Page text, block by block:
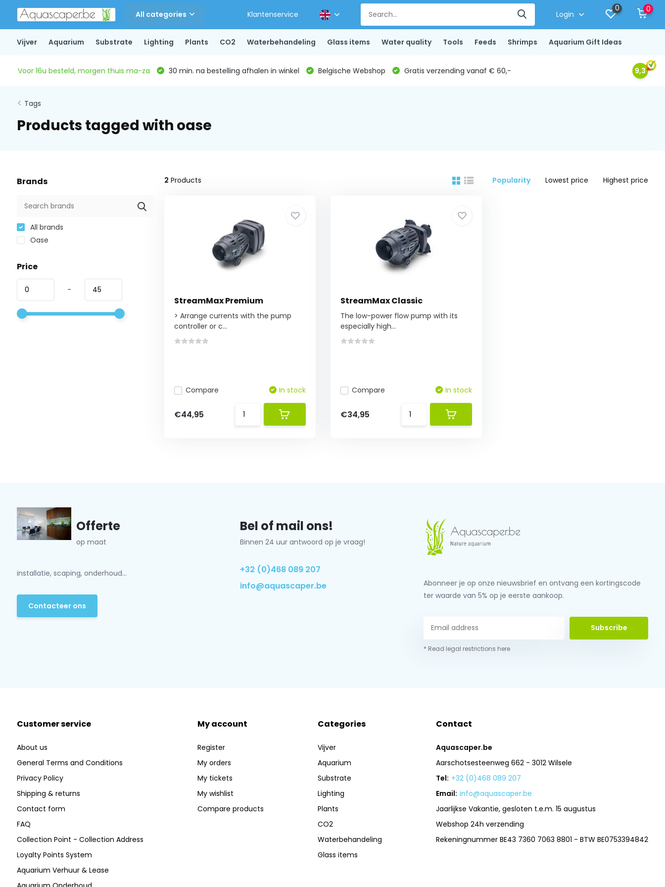
All categories Klantenservice Login
0 0
Vijver Aquarium Substrate Lighting Plants CO2 Waterbehandeling Glass items Water quality Tools Feeds Shrimps Aquarium Gift Ideas
Voor 16u besteld, morgen thuis ma-za 30 min. na bestelling afhalen in winkel Belgische Webshop Gratis verzending vanaf € 60,- 9,3
Tags
Products tagged with oase
Brands
All brands
Oase
Price
-
2 Products Popularity Lowest price Highest price
StreamMax Premium
> Arrange currents with the pump
controller or c...
Compare In stock
€44,95
StreamMax Classic
The low-power flow pump with its
especially high...
Compare In stock
€34,95
Offerte
op maat
installatie, scaping, onderhoud...
Contacteer ons
Bel of mail ons!
Binnen 24 uur antwoord op je vraag!
+32 (0)468 089 207
info@aquascaper.be
Abonneer je op onze nieuwsbrief en ontvang een kortingscode
ter waarde van 5% op je eerste aankoop.
Subscribe
* Read legal restrictions here
Customer service
About us
General Terms and Conditions
Privacy Policy
Shipping & returns
Contact form
FAQ
Collection Point - Collection Address
Loyalty Points System
Aquarium Verhuur & Lease
My account
Register
My orders
My tickets
My wishlist
Compare products
Categories
Vijver
Aquarium
Substrate
Lighting
Plants
CO2
Waterbehandeling
Glass items
Contact
Aquascaper.be
Aarschotsesteenweg 662 - 3012 Wilsele
Tel: +32 (0)468 089 207
Email: info@aquascaper.be
Jaarlijkse Vakantie, gesloten t.e.m. 15 augustus
Webshop 24h verzending
Rekeningnummer BE43 7360 7063 8801 - BTW BE0753394842